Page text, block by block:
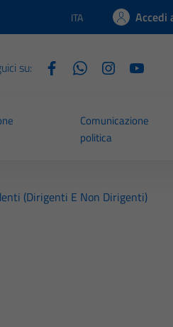
Lingua attiva:
ITA Accedi
su:
Comunicazione
politica
(dirigenti E Non Dirigenti)